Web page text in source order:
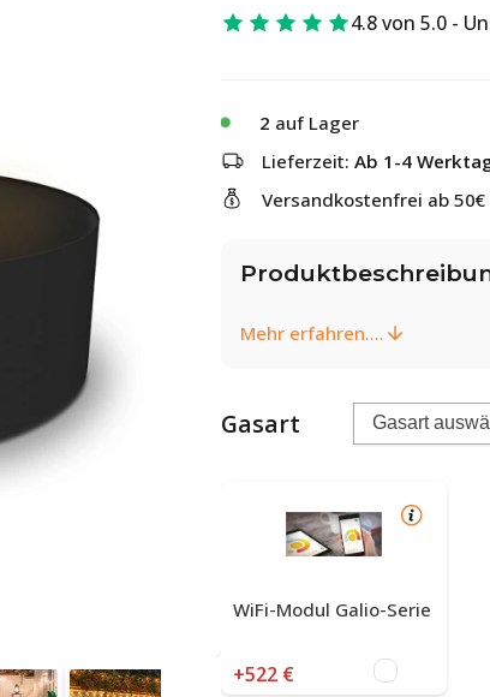
4.8 von 5.0 -
2 auf Lager
Lieferzeit: Ab 1-4
Versandkostenfrei ab 50€
Mehr erfahren....
Gasart
WiFi-Modul Galio-Serie
+522 €